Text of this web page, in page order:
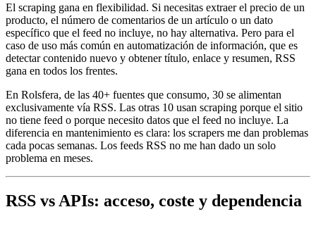
El scraping gana en flexibilidad. Si necesitas extraer el precio de un
producto, el número de comentarios de un artículo o un dato
específico que el feed no incluye, no hay alternativa. Pero para el
caso de uso más común en automatización de información, que es
detectar contenido nuevo y obtener título, enlace y resumen, RSS
gana en todos los frentes.
En Rolsfera, de las 40+ fuentes que consumo, 30 se alimentan
exclusivamente vía RSS. Las otras 10 usan scraping porque el sitio
no tiene feed o porque necesito datos que el feed no incluye. La
diferencia en mantenimiento es clara: los scrapers me dan problemas
cada pocas semanas. Los feeds RSS no me han dado un solo
problema en meses.
RSS vs APIs: acceso, coste y dependencia